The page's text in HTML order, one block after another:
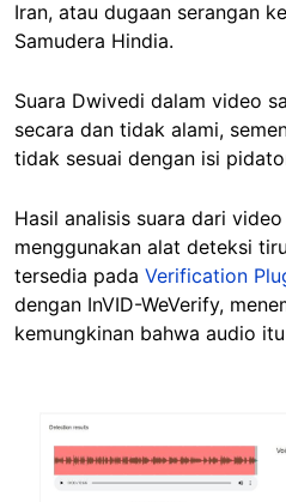
Iran, atau dugaan serangan
Samudera Hindia.
Suara Dwivedi dalam video
secara dan tidak alami,
tidak sesuai dengan isi
Hasil analisis suara dari
menggunakan alat deteksi
tersedia pada Verification
dengan InVID-WeVerify,
kemungkinan bahwa audio
Image